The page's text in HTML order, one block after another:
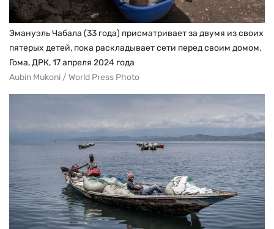
Эмануэль Чабала (33 года) присматривает за двумя из своих
пятерых детей, пока раскладывает сети перед своим домом.
Гома, ДРК, 17 апреля 2024 года
Aubin Mukoni / World Press Photo